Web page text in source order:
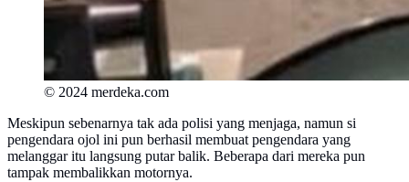
© 2024 merdeka.com
Meskipun sebenarnya tak ada polisi yang menjaga, namun si
pengendara ojol ini pun berhasil membuat pengendara yang
melanggar itu langsung putar balik. Beberapa dari mereka pun
tampak membalikkan motornya.